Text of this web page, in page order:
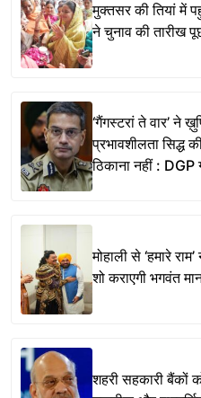
मुक्तसर की तियां में
ने चुनाव की तारीख
‘गैंगस्टरां ते वार’ ने
प्रभावशीलता सिद्ध
ठिकाना नहीं : DGP
मोहाली से ‘हमारे
शो कराएगी भगवंत
शहरी सहकारी बैंकों